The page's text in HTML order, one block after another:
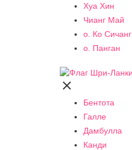
Хуа Хин
Чианг Май
о. Ко Сичанг
о. Панган

Бентота
Галле
Дамбулла
Канди